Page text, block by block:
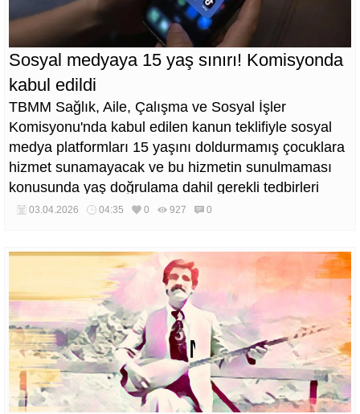
Sosyal medyaya 15 yaş sınırı! Komisyonda
kabul edildi
TBMM Sağlık, Aile, Çalışma ve Sosyal İşler
Komisyonu'nda kabul edilen kanun teklifiyle sosyal
medya platformları 15 yaşını doldurmamış çocuklara
hizmet sunamayacak ve bu hizmetin sunulmaması
konusunda yaş doğrulama dahil gerekli tedbirleri
almakla yükümlü olacak.
03.04.2026 04:35 0 927 0